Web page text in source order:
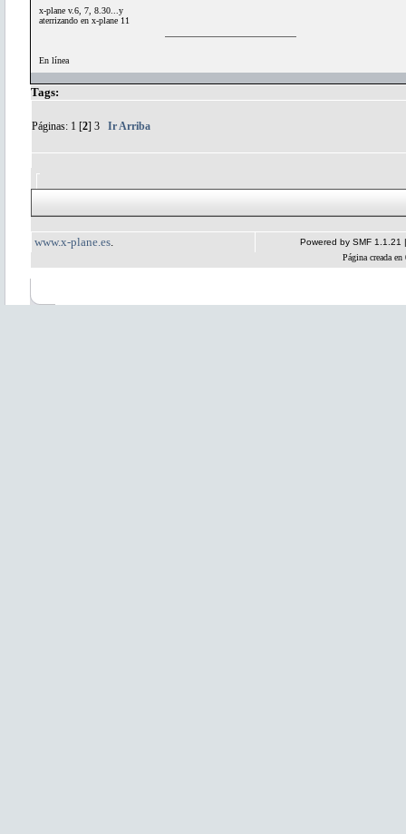
x-plane v.6, 7, 8.30...y
aterrizando en x-plane 11
En línea
Tags:
Páginas: 1 [2] 3 Ir Arriba
www.x-plane.es Powered by SMF 1.1.21
Página creada